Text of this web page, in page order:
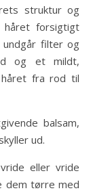
struktur og
forsigtigt
undgår filter og
og et mildt,
fra rod til
balsam,
ud.
eller vride
dem tørre med